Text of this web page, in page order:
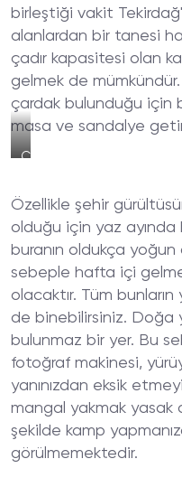
birleştiği vakit
alanlardan bir tanesi
çadır kapasitesi olan
gelmek de
çardak bulunduğu için
masa ve sandalye
Çamlıköy
Kamp
Alanı
Çadır
Özellikle şehir
olduğu için yaz ayında
buranın oldukça
sebeple hafta içi
olacaktır. Tüm
de binebilirsiniz. Doğa
bulunmaz bir yer. Bu
fotoğraf makinesi,
yanınızdan eksik
mangal yakmak yasak
şekilde kamp
görülmemektedir.